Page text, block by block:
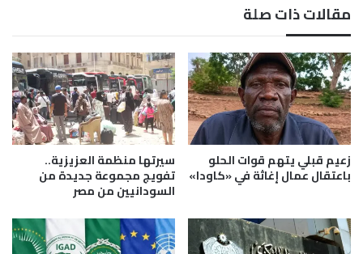
ب
ل
م
و
ي
ة
ل
د
ق
ي
ر
مقالات ذات صلة
زعيم قبلي يتهم قوات الحلو
باعتقال عمال إغاثة في «كاودا»
سيرتها منظمة العزيزية..
تفويج مجموعة جديدة من
السودانيين من مصر